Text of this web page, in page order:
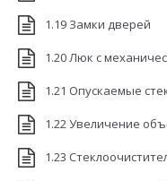
1.19 Замки дверей
1.20 Люк с
1.21 Опускаемые
1.22 Увеличение
1.23